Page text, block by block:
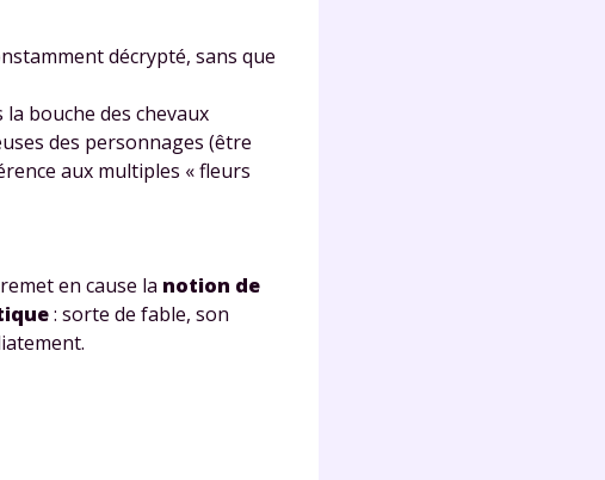
décrypté, sans que
bouche des chevaux
des personnages (être
aux multiples « fleurs
en cause la notion de
: sorte de fable, son
?